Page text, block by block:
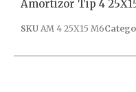
Amortizor Tip 4
SKU AM 4 25X15 M6